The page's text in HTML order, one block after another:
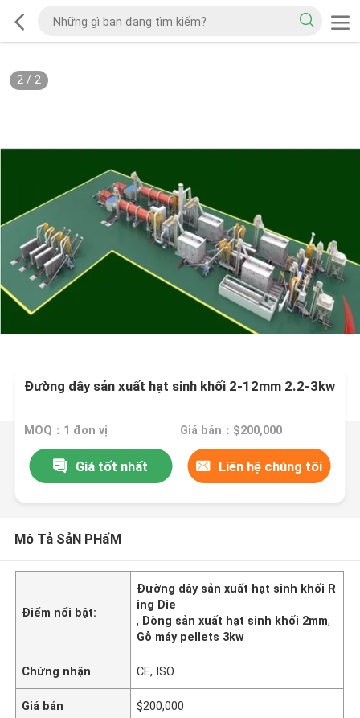
2/ 2
Đường dây sản xuất hạt sinh khối 2-12mm 2.2-3kw
MOQ：1 đơn vị Giá bán：$200,000
Giá tốt nhất Liên hệ chúng tôi
Mô Tả SảN PHẩM
Điểm nổi bật:
Đường dây sản xuất hạt sinh khối R
ing Die
, Dòng sản xuất hạt sinh khối 2mm,
Gỗ máy pellets 3kw
Chứng nhận CE, ISO
Giá bán $200,000